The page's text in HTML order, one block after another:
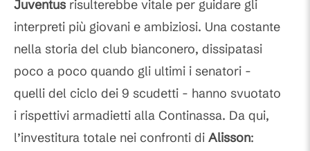
Juventus risulterebbe vitale per guidare gli
interpreti più giovani e ambiziosi. Una costante
nella storia del club bianconero, dissipatasi
poco a poco quando gli ultimi i senatori -
quelli del ciclo dei 9 scudetti - hanno svuotato
i rispettivi armadietti alla Continassa. Da qui,
l’investitura totale nei confronti di Alisson: